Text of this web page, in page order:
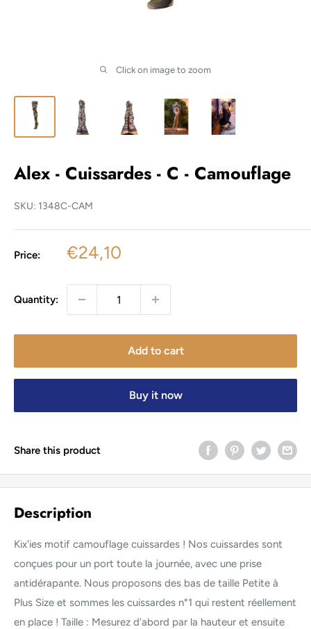
Click on image to zoom
Alex - Cuissardes - C - Camouflage
SKU: 1348C-CAM
Price:
Sale
€24,10
Quantity:
Add to cart
Buy it now
Share this product
Description
Kix'ies motif camouflage cuissardes ! Nos cuissardes sont
conçues pour un port toute la journée, avec une prise
antidérapante. Nous proposons des bas de taille Petite à
Plus Size et sommes les cuissardes n°1 qui restent réellement
en place ! Taille : Mesurez d'abord par la hauteur et ensuite